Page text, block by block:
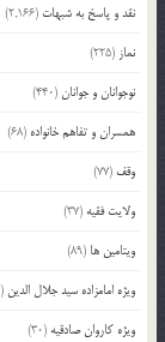
نقد و پاسخ به شبهات (2,166)
نماز (225)
نوجوانان و جوانان(440)
همسران و تفاهم خانواده (68)
وقف (77)
ولایت فقیه (37)
ویتامین ها (89)
ویژه امامزاده سید جلال الدین (16)
ویژه کاروان صادقیه (30)